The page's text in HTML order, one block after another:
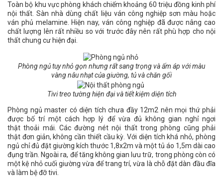
Toàn bộ khu vực phòng khách chiếm khoảng 60 triệu đồng kinh phí
nội thất. Sàn nhà dùng chất liệu ván công nghiệp sơn màu hoặc
ván phủ melamine. Hiện nay, ván công nghiệp đã được nâng cao
chất lượng lên rất nhiều so với trước đây nên rất phù hợp cho nội
thất chung cư hiện đại.
Phòng ngủ tuy nhỏ gọn nhưng rất sang trọng và ấm áp với màu
vàng nâu nhạt của giường, tủ và chăn gối
Tivi treo tường hiện đại và tiết kiệm diện tích
Phòng ngủ master có diện tích chưa đầy 12m2 nên mọi thứ phải
được bố trí một cách hợp lý để vừa đủ không gian nghỉ ngơi
thật thoải mái. Các đường nét nội thất trong phòng cũng phải
thật đơn giản, không cần thiết cầu kỳ. Với diện tích khá nhỏ, phòng
ngủ chỉ đủ đặt giường kích thước 1,8x2m và một tủ áo 1,5m dài cao
đụng trần. Ngoài ra, để tăng không gian lưu trữ, trong phòng còn có
một kệ nhỏ cuối giường vừa để trang trí, vừa là chỗ đặt dàn đầu đĩa
và làm bệ đỡ tivi.